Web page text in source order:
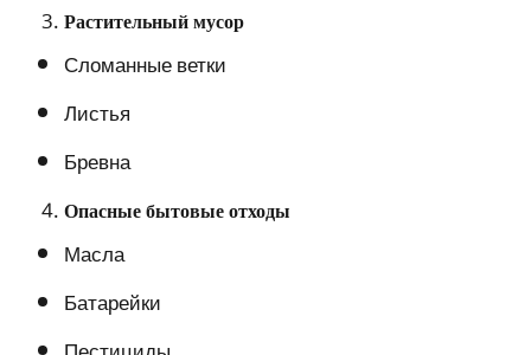
Растительный мусор
Сломанные ветки
Листья
Бревна
Опасные бытовые отходы
Масла
Батарейки